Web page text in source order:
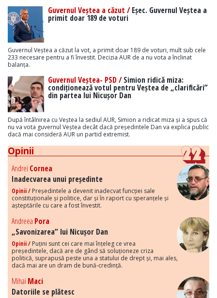
Guvernul Veștea a căzut /Eșec. Guvernul Veștea a
primit doar 189 de voturi
Guvernul Veștea a căzut la vot, a primit doar 189 de voturi, mult sub cele
233 necesare pentru a fi învestit. Decizia AUR de a nu vota a înclinat
balanța.
Guvernul Veștea- PSD /Simion ridică miza:
condiționează votul pentru Veștea de „clarificări”
din partea lui Nicușor Dan
După întâlnirea cu Veștea la sediul AUR, Simion a ridicat miza și a spus că
nu va vota guvernul Veștea decât dacă președintele Dan va explica public
dacă mai consideră AUR un partid extremist.
Opinii
Andrei Cornea
Inadecvarea unui președinte
Opinii / Președintele a devenit inadecvat funcției sale
constituționale și politice, dar și în raport cu speranțele și
așteptările cu care a fost învestit.
Andreea Pora
„Savonizarea” lui Nicușor Dan
Opinii / Puțini sunt cei care mai înțeleg ce vrea
președintele, dacă are de gând să soluționeze criza
politică, suprapusă peste una a statului de drept și, mai ales,
dacă mai are un dram de bună-credință.
Mihai Maci
Datoriile se plătesc